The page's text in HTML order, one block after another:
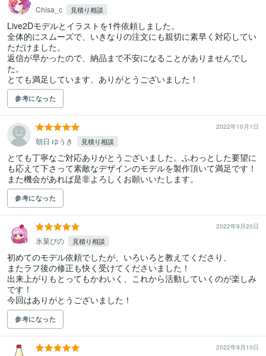
Chisa_c 見積り相談
Live2Dモデルとイラストを1件依頼しました。
全体的にスムーズで、いきなりの注文にも親切に素早く対応してい
ただけました。
返信が早かったので、納品まで不安になることがありませんでし
た。
とても満足しています、ありがとうございました！
参考になった
2022年10月1日
朝日 ゆうき 見積り相談
とても丁寧なご対応ありがとうございました。ふわっとした要望に
も応えて下さって素敵なデザインのモデルを製作頂いて満足です！
また機会があれば是非よろしくお願いいたします。
参考になった
2022年9月20日
氷菓ぴの 見積り相談
初めてのモデル依頼でしたが、いろいろと教えてくださり、
またラフ後の修正も快く受けてくださいました！
出来上がりもとってもかわいく、これから活動していくのが楽しみ
です！
今回はありがとうございました！
参考になった
2022年9月10日